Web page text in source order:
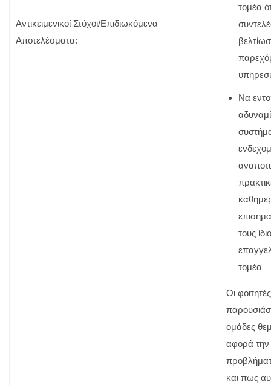
Αντικειμενικοί Στόχοι/Επιδιωκόμενα
Αποτελέσματα:
τομέα
Να
τους
τομέα
Οι
ομάδες
αφορά την
και πως